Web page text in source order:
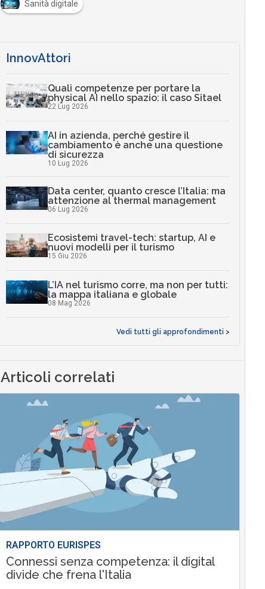
Sanità digitale
InnovAttori
Quali competenze per portare la
physical AI nello spazio: il caso Sitael
22 Lug 2026
AI in azienda, perché gestire il
cambiamento è anche una questione
di sicurezza
10 Lug 2026
Data center, quanto cresce l’Italia: ma
attenzione al thermal management
06 Lug 2026
Ecosistemi travel-tech: startup, AI e
nuovi modelli per il turismo
15 Giu 2026
L’IA nel turismo corre, ma non per tutti:
la mappa italiana e globale
08 Mag 2026
Vedi tutti gli approfondimenti >
Articoli correlati
RAPPORTO EURISPES
Connessi senza competenza: il digital
divide che frena l'Italia